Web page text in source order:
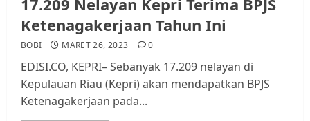
Ketenagakerjaan Tahun Ini
BOBI MARET 26, 2023 0
EDISI.CO, KEPRI– Sebanyak 17.209 nelayan di
Kepulauan Riau (Kepri) akan mendapatkan BPJS
Ketenagakerjaan pada...